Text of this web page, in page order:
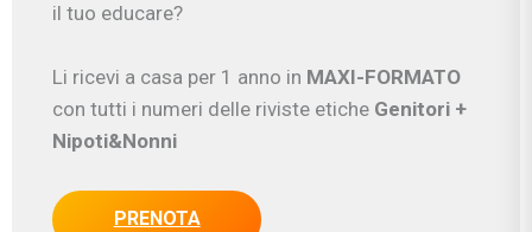
il tuo educare?
Li ricevi a casa per 1 anno in MAXI-FORMATO
con tutti i numeri delle riviste etiche Genitori +
Nipoti&Nonni
PRENOTA